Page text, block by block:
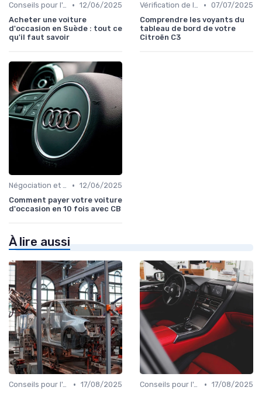
Conseils pour l'Achat • 12/06/2025
Acheter une voiture
d'occasion en Suède : tout ce
qu'il faut savoir
Vérification de l'Historique du Véhicule • 07/07/2025
Comprendre les voyants du
tableau de bord de votre
Citroën C3
Négociation et Financement • 12/06/2025
Comment payer votre voiture
d'occasion en 10 fois avec CB
À lire aussi
Conseils pour l'Achat • 17/08/2025
Conseils pour l'Achat • 17/08/2025